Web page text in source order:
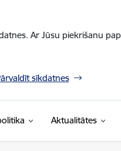
Ar Jūsu piekrišanu
sīkdatnes
Aktualitātes